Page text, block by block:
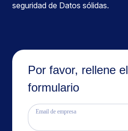
Por favor, rellene el
formulario
Email de empresa
seguridad de Datos sólidas.